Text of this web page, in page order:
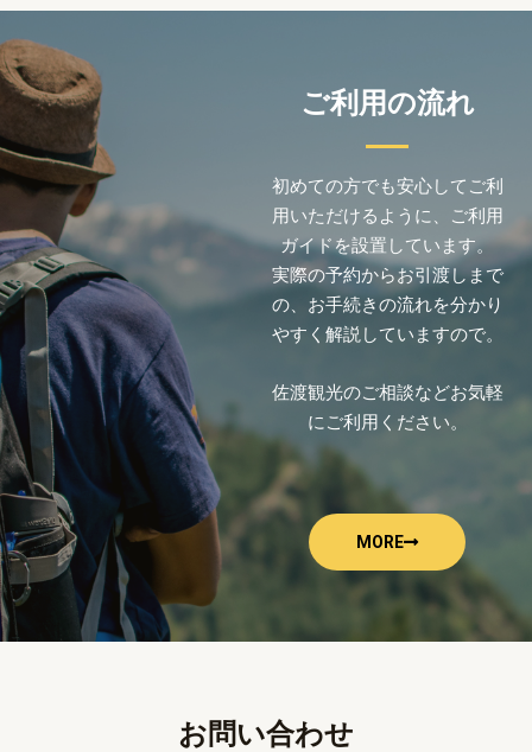
ご利用の流れ
初めての方でも安心してご利
用いただけるように、ご利用
ガイドを設置しています。
実際の予約からお引渡しまで
の、お手続きの流れを分かり
やすく解説していますので。
佐渡観光のご相談などお気軽
にご利用ください。
MORE
お問い合わせ